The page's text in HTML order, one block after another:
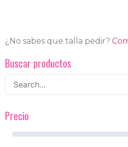
¿No sabes que talla pedir?
Buscar productos
Precio